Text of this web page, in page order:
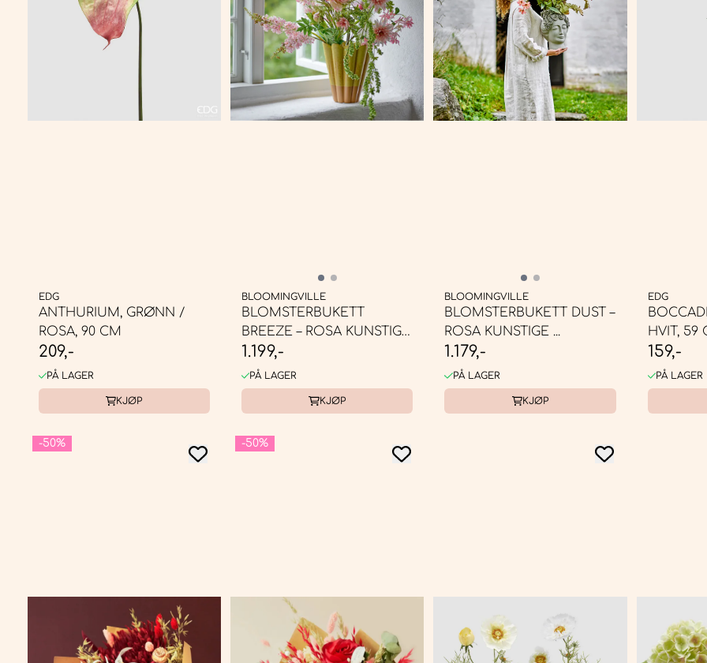
EDG
ANTHURIUM, GRØNN /
ROSA, 90 CM
209,-
PÅ LAGER
KJØP
BLOOMINGVILLE
BLOMSTERBUKETT
BREEZE – ROSA KUNSTIGE
...1.199,-
PÅ LAGER
KJØP
BLOOMINGVILLE
BLOMSTERBUKETT DUST –
ROSA KUNSTIGE ...
1.179,-
PÅ LAGER
KJØP
EDG
HVIT, 59
159,-
PÅ LAGER
-50% -50%